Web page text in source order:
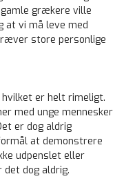
grækere ville
at vi må leve med
store personlige
er helt rimeligt.
med unge mennesker
er dog aldrig
at demonstrere
udpenslet eller
dog aldrig.